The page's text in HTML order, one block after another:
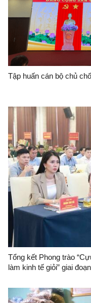
Tập huấn cán bộ chủ
Tổng kết Phong trào
làm kinh tế giỏi” giai